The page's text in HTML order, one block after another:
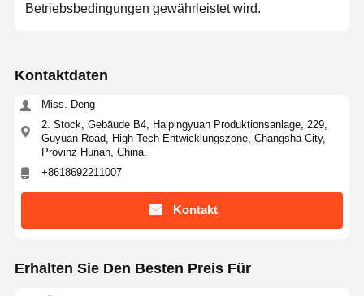
Betriebsbedingungen gewährleistet wird.
Kontaktdaten
Miss. Deng
2. Stock, Gebäude B4, Haipingyuan Produktionsanlage, 229,
Guyuan Road, High-Tech-Entwicklungszone, Changsha City,
Provinz Hunan, China.
+8618692211007
Kontakt
Erhalten Sie Den Besten Preis Für